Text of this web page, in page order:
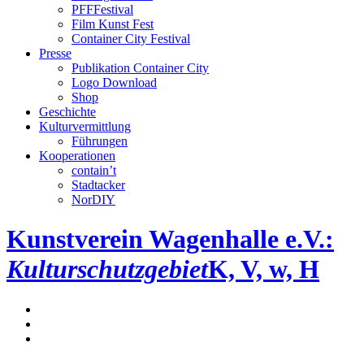
PFFFestival
Film Kunst Fest
Container City Festival
Presse
Publikation Container City
Logo Download
Shop
Geschichte
Kulturvermittlung
Führungen
Kooperationen
contain’t
Stadtacker
NorDIY
Kunstverein Wagenhalle e.V.:
KulturschutzgebietK, V, w, H